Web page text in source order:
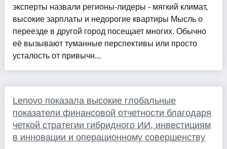
эксперты назвали регионы-лидеры - мягкий климат,
высокие зарплаты и недорогие квартиры Мысль о
переезде в другой город посещает многих. Обычно
её вызывают туманные перспективы или просто
усталость от привычн...
Lenovo показала высокие глобальные
показатели финансовой отчетности благодаря
четкой стратегии гибридного ИИ, инвестициям
в инновации и операционному совершенству